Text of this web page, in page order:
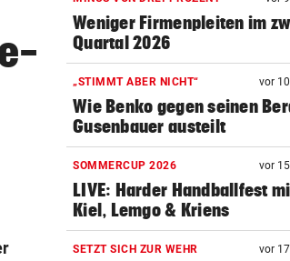
Weniger Firmenpleiten im
Quartal 2026
„STIMMT ABER NICHT“ vor
Wie Benko gegen seinen
Gusenbauer austeilt
SOMMERCUP 2026 vor
LIVE: Harder Handballfest
Kiel, Lemgo & Kriens
SETZT SICH ZUR WEHR vor